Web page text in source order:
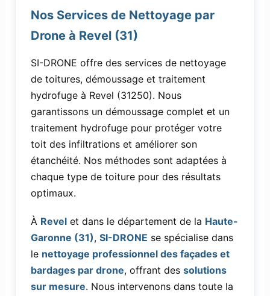
Nos Services de Nettoyage par
Drone à Revel (31)
SI-DRONE offre des services de nettoyage
de toitures, démoussage et traitement
hydrofuge à Revel (31250). Nous
garantissons un démoussage complet et un
traitement hydrofuge pour protéger votre
toit des infiltrations et améliorer son
étanchéité. Nos méthodes sont adaptées à
chaque type de toiture pour des résultats
optimaux.
À Revelet dans le département de la Haute-
Garonne (31), SI-DRONE se spécialise dans
le nettoyage professionnel des façades et
bardages par drone, offrant des solutions
sur mesure. Nous intervenons dans toute la